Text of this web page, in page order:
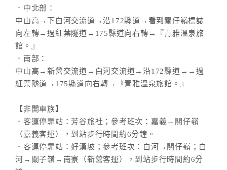
．中北部：
中山高→下白河交流道→沿172縣道→看到關仔嶺標誌
向左轉→過紅葉隧道→175縣道向右轉→『青雅溫泉旅
館。』
．南部：
中山高→新營交流道→白河交流道→沿172縣道→→過
紅葉隧道→175縣道向右轉→『青雅溫泉旅館。』
【非開車族】
．客運停靠站：芳谷旅社；參考班次：嘉義→關仔嶺
（嘉義客運），到站步行時間約6分鐘。
．客運停靠站：好漢坡；參考班次：白河→關仔嶺；白
河→關子嶺→南寮（新營客運），到站步行時間約6分